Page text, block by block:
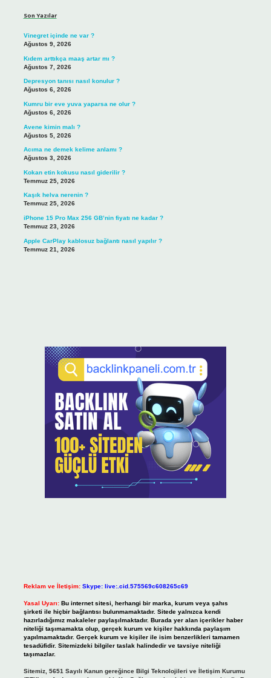
Son Yazılar
Vinegret içinde ne var ?
Ağustos 9, 2026
Kıdem arttıkça maaş artar mı ?
Ağustos 7, 2026
Depresyon tanısı nasıl konulur ?
Ağustos 6, 2026
Kumru bir eve yuva yaparsa ne olur ?
Ağustos 6, 2026
Avene kimin malı ?
Ağustos 5, 2026
Acıma ne demek kelime anlamı ?
Ağustos 3, 2026
Kokan etin kokusu nasıl giderilir ?
Temmuz 25, 2026
Kaşık helva nerenin ?
Temmuz 25, 2026
iPhone 15 Pro Max 256 GB’nin fiyatı ne kadar ?
Temmuz 23, 2026
Apple CarPlay kablosuz bağlantı nasıl yapılır ?
Temmuz 21, 2026
Reklam ve İletişim: Skype: live:.cid.575569c608265c69
Yasal Uyarı: Bu internet sitesi, herhangi bir marka, kurum veya şahıs
şirketi ile hiçbir bağlantısı bulunmamaktadır. Sitede yalnızca kendi
hazırladığımız makaleler paylaşılmaktadır. Burada yer alan içerikler haber
niteliği taşımamakta olup, gerçek kurum ve kişiler hakkında paylaşım
yapılmamaktadır. Gerçek kurum ve kişiler ile isim benzerlikleri tamamen
tesadüfidir. Sitemizdeki bilgiler taslak halindedir ve tavsiye niteliği
taşımazlar.
Sitemiz, 5651 Sayılı Kanun gereğince Bilgi Teknolojileri ve İletişim Kurumu